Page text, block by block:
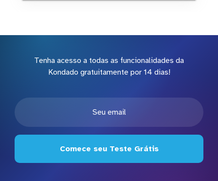
Tenha acesso a todas as funcionalidades da
Kondado gratuitamente por 14 dias!
Comece seu Teste Grátis